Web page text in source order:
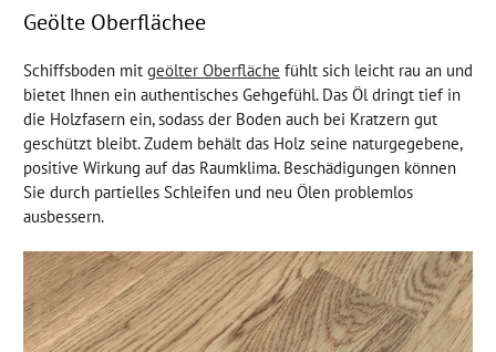
Geölte Oberflächee
Schiffsboden mit geölter Oberfläche fühlt sich leicht rau an und
bietet Ihnen ein authentisches Gehgefühl. Das Öl dringt tief in
die Holzfasern ein, sodass der Boden auch bei Kratzern gut
geschützt bleibt. Zudem behält das Holz seine naturgegebene,
positive Wirkung auf das Raumklima. Beschädigungen können
Sie durch partielles Schleifen und neu Ölen problemlos
ausbessern.